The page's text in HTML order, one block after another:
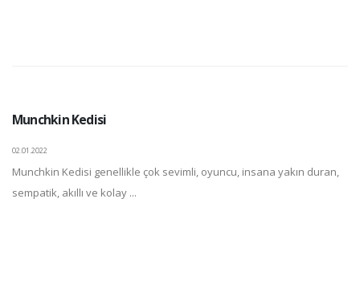
Munchkin Kedisi
02.01.2022
Munchkin Kedisi genellikle çok sevimli, oyuncu, insana yakın duran,
sempatik, akıllı ve kolay ...